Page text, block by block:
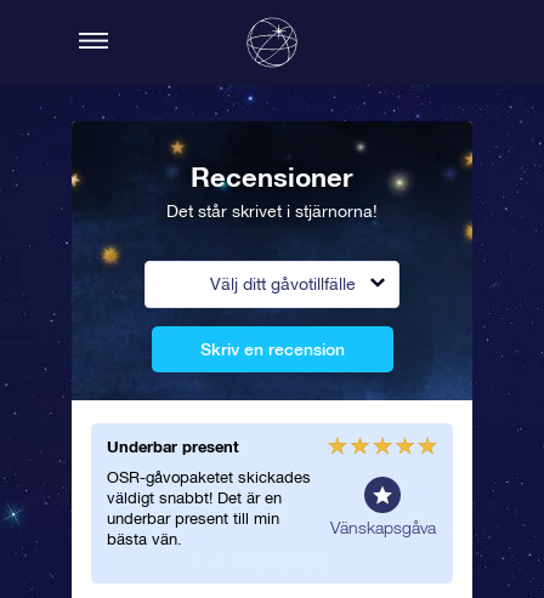
Recensioner
Det står skrivet i stjärnorna!
Välj ditt gåvotillfälle
Skriv en recension
Underbar present
OSR-gåvopaketet skickades
väldigt snabbt! Det är en
underbar present till min
bästa vän.
Vänskapsgåva
Jag
följde